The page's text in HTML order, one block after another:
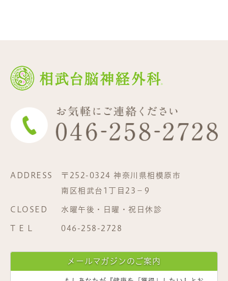
ADDRESS
〒252-0324 神奈川県相模原市
南区相武台1丁目23−9
CLOSED 水曜午後・日曜・祝日休診
T E L 046-258-2728
メールマガジンのご案内